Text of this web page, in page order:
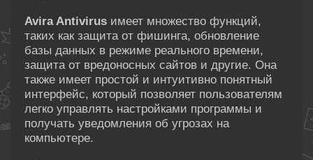
Avira Antivirus имеет множество функций,
таких как защита от фишинга, обновление
базы данных в режиме реального времени,
защита от вредоносных сайтов и другие. Она
также имеет простой и интуитивно понятный
интерфейс, который позволяет пользователям
легко управлять настройками программы и
получать уведомления об угрозах на
компьютере.